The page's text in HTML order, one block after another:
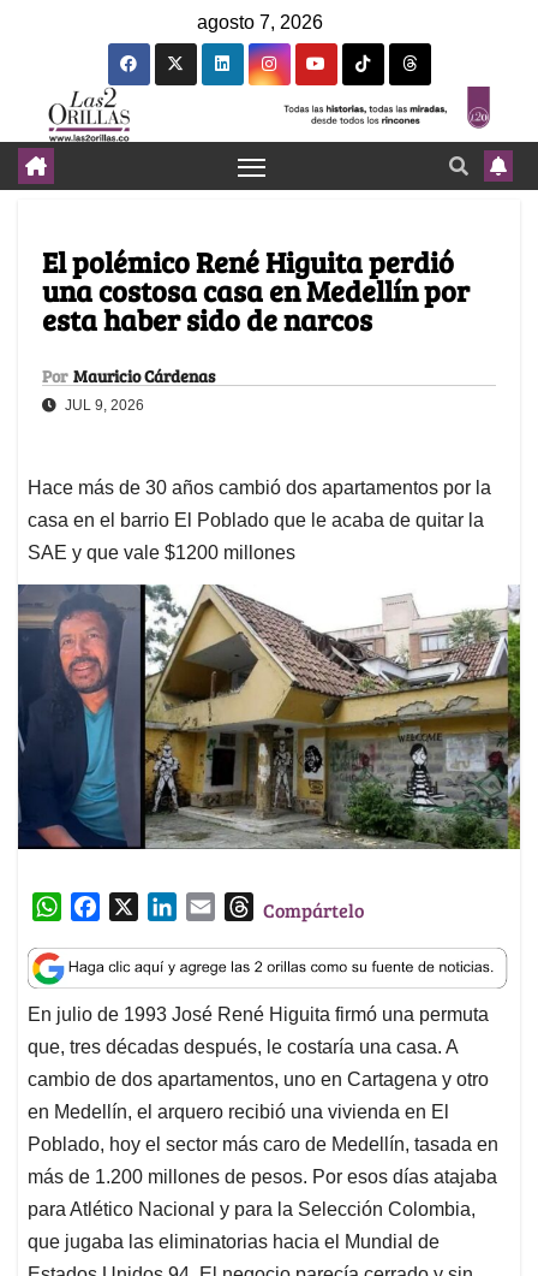
agosto 7, 2026
El polémico René Higuita perdió
una costosa casa en Medellín por
esta haber sido de narcos
Por Mauricio Cárdenas
JUL 9, 2026
Hace más de 30 años cambió dos apartamentos por la
casa en el barrio El Poblado que le acaba de quitar la
SAE y que vale $1200 millones
W
a
t
s
A
p
p
c
e
b
o
o
k
n
k
e
d
I
n
a
i
l
T
r
e
a
d
s
Compártelo
En julio de 1993 José René Higuita firmó una permuta
que, tres décadas después, le costaría una casa. A
cambio de dos apartamentos, uno en Cartagena y otro
en Medellín, el arquero recibió una vivienda en El
Poblado, hoy el sector más caro de Medellín, tasada en
más de 1.200 millones de pesos. Por esos días atajaba
para Atlético Nacional y para la Selección Colombia,
que jugaba las eliminatorias hacia el Mundial de